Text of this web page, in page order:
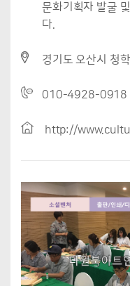
문화기획자 발굴
다.
경기도 오산시 청
010-4928-0918
http://